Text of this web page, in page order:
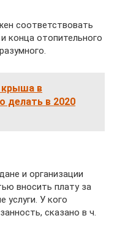
соответствовать
конца отопительного
крыша в
делать в 2020
и организации
вносить плату за
У кого
сказано в ч.